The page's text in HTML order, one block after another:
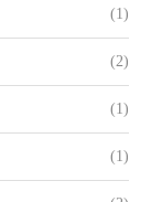
(1)
(2)
(1)
(1)